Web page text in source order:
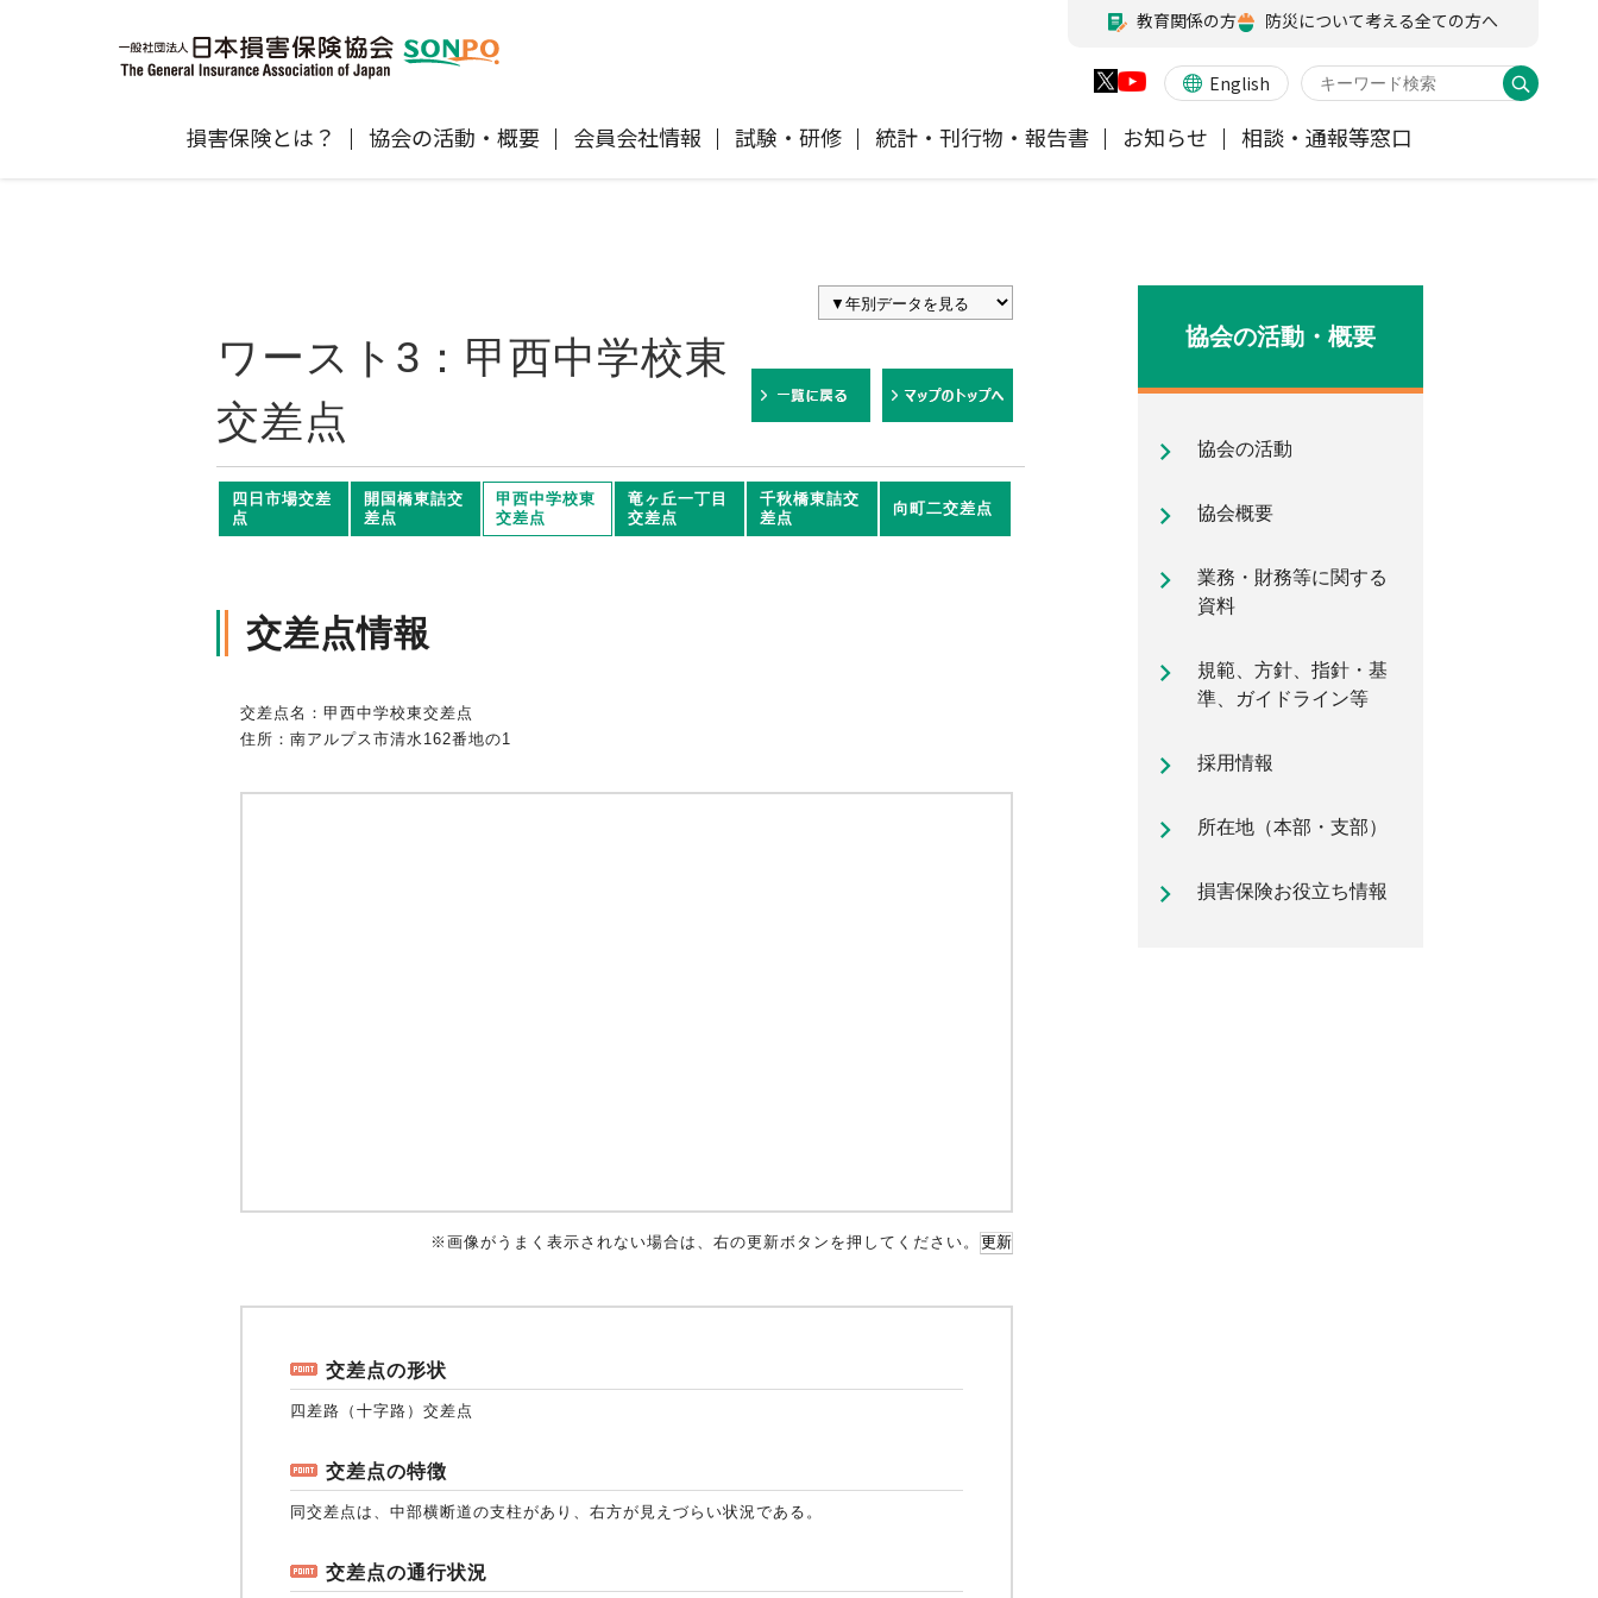
損害保険とは？ 協会の活動・概要 会員会社情報 試験・研修 統計・刊行物・報告書 お知らせ 相談・通報等窓口
English
個人賠償責任保険 風水雪災等による損害を補償する損害
損害保険Q&A 消費者向け専用サイト「そんぽの
ホント」
自動車保険のご加入時に知ってお
きたいポイント
所在地（本部・支部）
自賠責運用益拠出事業について 講師派遣のお申し込み
会員各社ニュースリリース
交通事故医療研究助成
損害保険代理店試験公式サイト
高齢者の交通事故防止
自然災害（風災・水災・震災等）の補償に
関するお知らせ 損害保険ご利用にあたっての注意点 信頼回復に向けた取り組み
教育関係の方 防災について考える全ての方へ
ワースト3：甲西中学校東
交差点
四日市場交差
点
開国橋東詰交
差点
甲西中学校東
交差点
竜ヶ丘一丁目
交差点
千秋橋東詰交
差点
向町二交差点
交差点情報
交差点名：甲西中学校東交差点
住所：南アルプス市清水162番地の1
※画像がうまく表示されない場合は、右の更新ボタンを押してください。 更新
交差点の形状
四差路（十字路）交差点
交差点の特徴
同交差点は、中部横断道の支柱があり、右方が見えづらい状況である。
交差点の通行状況
協会の活動・概要
協会の活動
協会概要
業務・財務等に関する
資料
規範、方針、指針・基
準、ガイドライン等
採用情報
所在地（本部・支部）
損害保険お役立ち情報